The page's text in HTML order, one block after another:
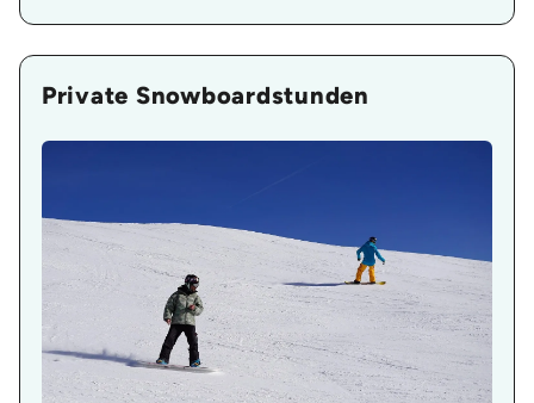
Private Snowboardstunden